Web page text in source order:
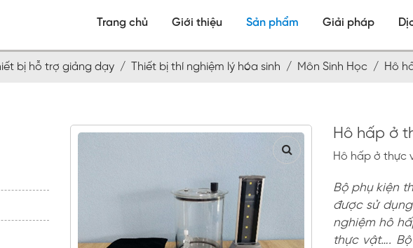
Trang chủ Giới thiệu Sản phẩm Giải pháp
bị hỗ trợ giảng dạy / Thiết bị thí nghiệm lý hóa sinh / Môn Sinh Học / Hô
Hô hấp ở
Hô hấp ở thực
Bộ phụ kiện
được sử
nghiệm hô
thực vật….